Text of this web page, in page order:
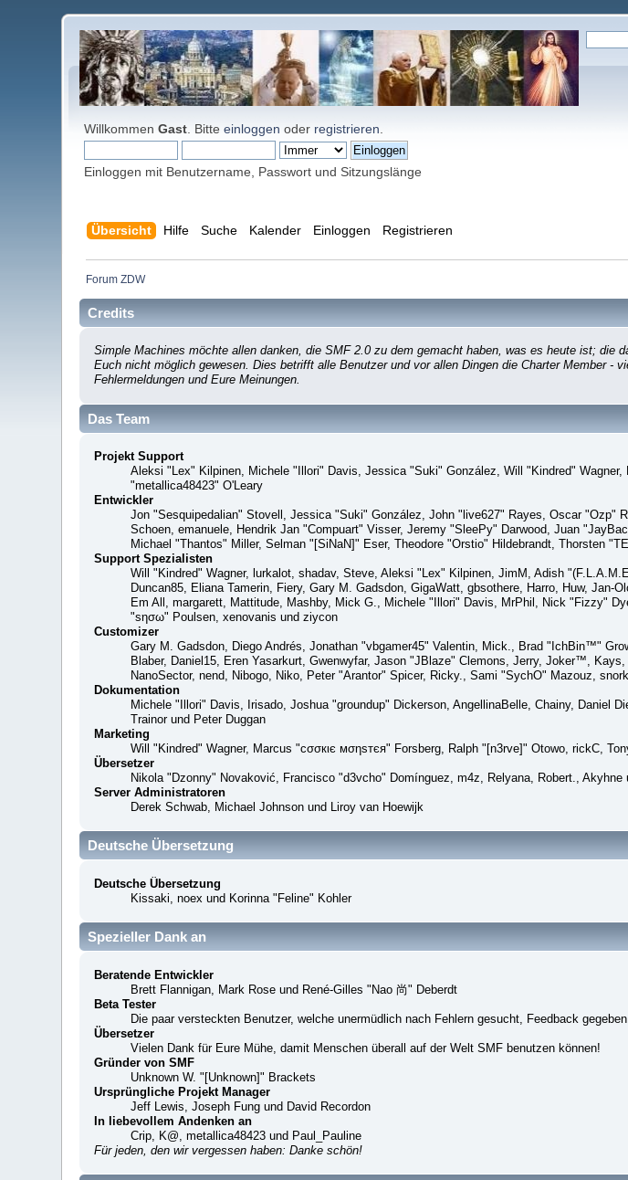
WillkommenGast . Bitteeinloggen oder registrieren
Einloggen mit Benutzername, Passwort und Sitzungslänge
Übersicht Hilfe Suche Kalender Einloggen Registrieren
Forum ZDW
Credits
Simple Machines möchte allen danken, die SMF 2.0 zu dem gemacht haben, was es heute ist; die
Euch nicht möglich gewesen. Dies betrifft alle Benutzer und vor allen Dingen die Charter Member -
Fehlermeldungen und Eure Meinungen.
Das Team
Projekt Support
Aleksi "Lex" Kilpinen, Michele "Illori" Davis, Jessica "Suki" González, Will "Kindred"
"metallica48423" O'Leary
Entwickler
Jon "Sesquipedalian" Stovell, Jessica "Suki" González, John "live627" Rayes, Oscar "Ozp"
Schoen, emanuele, Hendrik Jan "Compuart" Visser, Jeremy "SleePy" Darwood, Juan
Michael "Thantos" Miller, Selman "[SiNaN]" Eser, Theodore "Orstio" Hildebrandt, Thorsten
Support Spezialisten
Will "Kindred" Wagner, lurkalot, shadav, Steve, Aleksi "Lex" Kilpinen, JimM, Adish
Duncan85, Eliana Tamerin, Fiery, Gary M. Gadsdon, GigaWatt, gbsothere, Harro, Huw,
Em All, margarett, Mattitude, Mashby, Mick G., Michele "Illori" Davis, MrPhil, Nick "Fizzy"
"sησω" Poulsen, xenovanis und ziycon
Customizer
Gary M. Gadsdon, Diego Andrés, Jonathan "vbgamer45" Valentin, Mick., Brad "IchBin™"
Blaber, Daniel15, Eren Yasarkurt, Gwenwyfar, Jason "JBlaze" Clemons, Jerry, Joker™,
NanoSector, nend, Nibogo, Niko, Peter "Arantor" Spicer, Ricky., Sami "SychO" Mazouz,
Dokumentation
Michele "Illori" Davis, Irisado, Joshua "groundup" Dickerson, AngellinaBelle, Chainy, Daniel
Trainor und Peter Duggan
Marketing
Will "Kindred" Wagner, Marcus "cσσкιє мσηѕтєя" Forsberg, Ralph "[n3rve]" Otowo, rickC,
Übersetzer
Nikola "Dzonny" Novaković, Francisco "d3vcho" Domínguez, m4z, Relyana, Robert., Akyhne
Server Administratoren
Derek Schwab, Michael Johnson und Liroy van Hoewijk
Deutsche Übersetzung
Deutsche Übersetzung
Kissaki, noex und Korinna "Feline" Kohler
Spezieller Dank an
Beratende Entwickler
Brett Flannigan, Mark Rose und René-Gilles "Nao 尚" Deberdt
Beta Tester
Die paar versteckten Benutzer, welche unermüdlich nach Fehlern gesucht, Feedback
Übersetzer
Vielen Dank für Eure Mühe, damit Menschen überall auf der Welt SMF benutzen können!
Gründer von SMF
Unknown W. "[Unknown]" Brackets
Ursprüngliche Projekt Manager
Jeff Lewis, Joseph Fung und David Recordon
In liebevollem Andenken an
Crip, K@, metallica48423 und Paul_Pauline
Für jeden, den wir vergessen haben: Danke schön!